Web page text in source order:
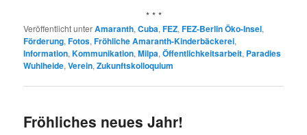
* * *
Veröffentlicht unterAmaranth,Cuba,FEZ,FEZ-Berlin Öko-Insel,
Förderung,Fotos,Fröhliche Amaranth-Kinderbäckerei,
Information,Kommunikation,Milpa,Öffentlichkeitsarbeit, Paradies
Wuhlheide,Verein,Zukunftskolloquium
Fröhliches neues Jahr!